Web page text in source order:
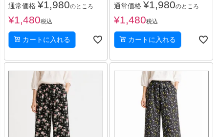
通常価格 ¥1,980のところ
¥1,480税込
カートに入れる
通常価格 ¥1,980のところ
¥1,480税込
カートに入れる